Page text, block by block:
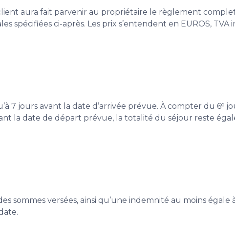
aura fait parvenir au propriétaire le règlement
spécifiées ci-après. Les prix s’entendent en EUROS,
7 jours avant la date d’arrivée prévue. À compter du 6ᵉ
la date de départ prévue, la totalité du séjour reste
sommes versées, ainsi qu’une indemnité au moins